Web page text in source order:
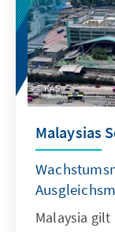
KAS
Malaysias
Malaysia